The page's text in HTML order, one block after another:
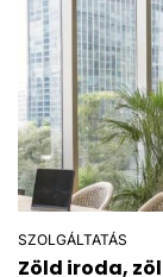
POSTED
IN
SZOLGÁLTATÁS
Zöld iroda,